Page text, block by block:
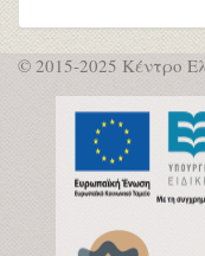
© 2015-2025 Κέντρο